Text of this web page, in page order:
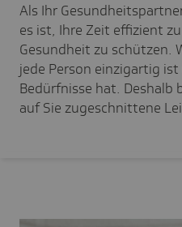
Als Ihr
es ist, Ihre Zeit effizient
Gesundheit zu schützen.
jede Person einzigartig
Bedürfnisse hat. Deshalb
auf Sie zugeschnittene